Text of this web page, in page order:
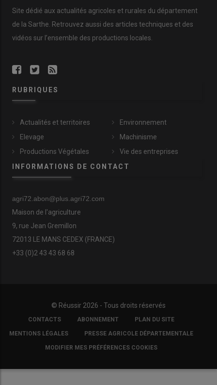
Site dédié aux actualités agricoles et rurales du département
de la Sarthe. Retrouvez aussi des articles techniques et des
vidéos sur l’ensemble des productions locales.
RUBRIQUES
Actualités et territoires
Elevage
Productions Végétales
Environnement
Machinisme
Vie des entreprises
INFORMATIONS DE CONTACT
agri72.abon@plus.agri72.com
Maison de l'agriculture
9, rue Jean Gremillon
72013 LE MANS CEDEX (FRANCE)
+33 (0)2 43 43 68 68
© Réussir 2026 - Tous droits réservés
FOOTER
COPYRIGHT
CONTACTS ABONNEMENT PLAN DU SITE
MENTIONS LÉGALES PRESSE AGRICOLE DÉPARTEMENTALE
MODIFIER MES PRÉFÉRENCES COOKIES